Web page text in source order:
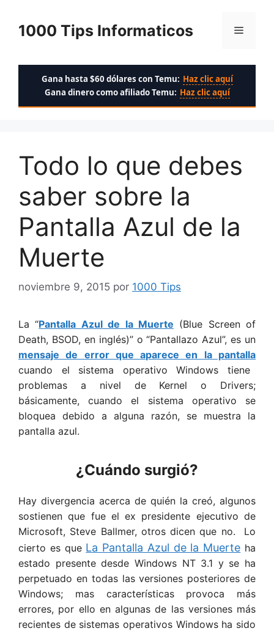
contenido
1000 Tips Informaticos Menú
Gana hasta $60 dólares con Temu: Haz clic aquí
Gana dinero como afiliado Temu: Haz clic aquí
Todo lo que debes
saber sobre la
Pantalla Azul de la
Muerte
noviembre 9, 2015 por 1000 Tips
La “Pantalla Azul de la Muerte (Blue Screen of
Death, BSOD, en inglés)” o “Pantallazo Azul”, es un
mensaje de error que aparece en la pantalla
cuando el sistema operativo Windows tiene
problemas a nivel de Kernel o Drivers;
básicamente, cuando el sistema operativo se
bloquea debido a alguna razón, se muestra la
pantalla azul.
¿Cuándo surgió?
Hay divergencia acerca de quién la creó, algunos
sostienen que fue el ex presidente ejecutivo de
Microsoft, Steve Ballmer, otros dicen que no. Lo
cierto es que La Pantalla Azul de la Muerte ha
estado presente desde Windows NT 3.1 y se ha
perpetuado en todas las versiones posteriores de
Windows; mas características provoca más
errores, por ello en algunas de las versiones más
recientes de sistemas operativos Windows ha sido